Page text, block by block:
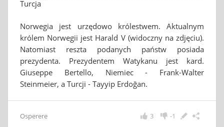
Turcja
Norwegia jest urzędowo królestwem. Aktualnym
królem Norwegii jest Harald V (widoczny na zdjęciu).
Natomiast reszta podanych państw posiada
prezydenta. Prezydentem Watykanu jest kard.
Giuseppe Bertello, Niemiec - Frank-Walter
Steinmeier, a Turcji - Tayyip Erdoğan.
Osperere -1
3